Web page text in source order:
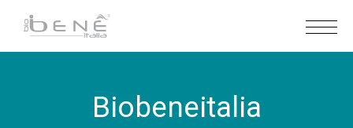
Biobeneitalia